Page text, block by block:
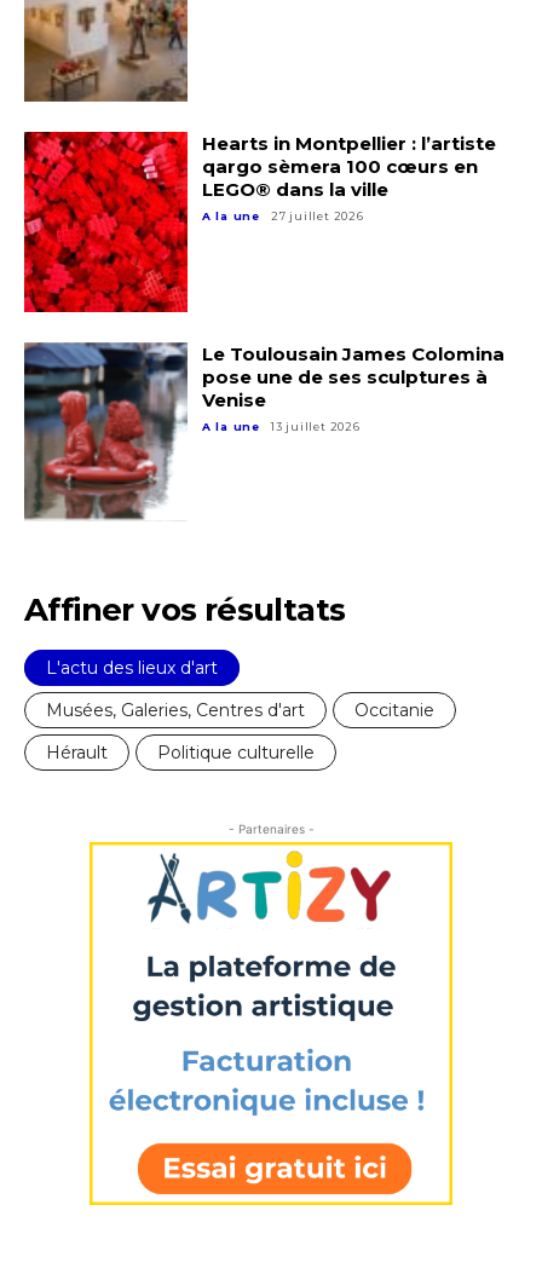
Adresse email*
Nom
Prénom
Statut / Organisation
J'accepte les
Adresse email*
Nom
Statut / Organisation
J'accepte lestermes et conditions
* Champ obligatoire
Hearts in Montpellier : l’artiste
qargo sèmera 100 cœurs en
LEGO® dans la ville
A la une 27 juillet 2026
Le Toulousain James Colomina
pose une de ses sculptures à
Venise
A la une 13 juillet 2026
Affiner vos résultats
L'actu des lieux d'art
Musées, Galeries, Centres d'art
Occitanie
Hérault
Politique culturelle
- Partenaires -